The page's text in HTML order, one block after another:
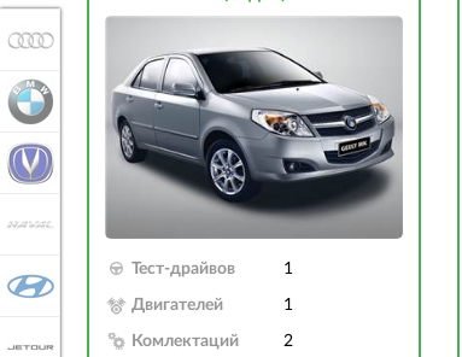
Тест-драйвов 1
Двигателей 1
Комлектаций 2
CHANGAN
JETOUR